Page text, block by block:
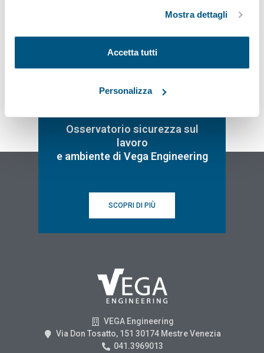
Mostra dettagli
Accetta tutti
Personalizza
Osservatorio sicurezza sul
lavoro
e ambiente di Vega Engineering
SCOPRI DI PIÙ
VEGA Engineering
Via Don Tosatto, 151 30174 Mestre Venezia
041.3969013